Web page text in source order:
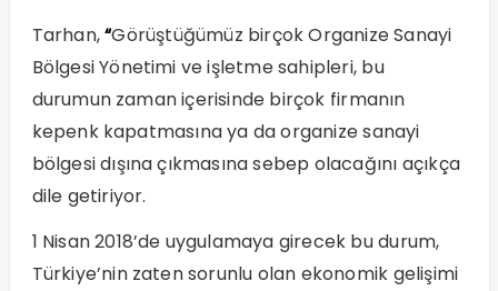
Tarhan,“Görüştüğümüz birçok Organize Sanayi
Bölgesi Yönetimi ve işletme sahipleri, bu
durumun zaman içerisinde birçok firmanın
kepenk kapatmasına ya da organize sanayi
bölgesi dışına çıkmasına sebep olacağını açıkça
dile getiriyor.
1 Nisan 2018’de uygulamaya girecek bu durum,
Türkiye’nin zaten sorunlu olan ekonomik gelişimi